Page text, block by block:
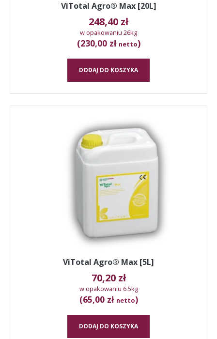
ViTotal Agro® Max [20L]
248,40 zł
w opakowaniu 26kg
(230,00 zł netto)
DODAJ DO KOSZYKA
ViTotal Agro® Max [5L]
70,20 zł
w opakowaniu 6.5kg
(65,00 zł netto)
DODAJ DO KOSZYKA